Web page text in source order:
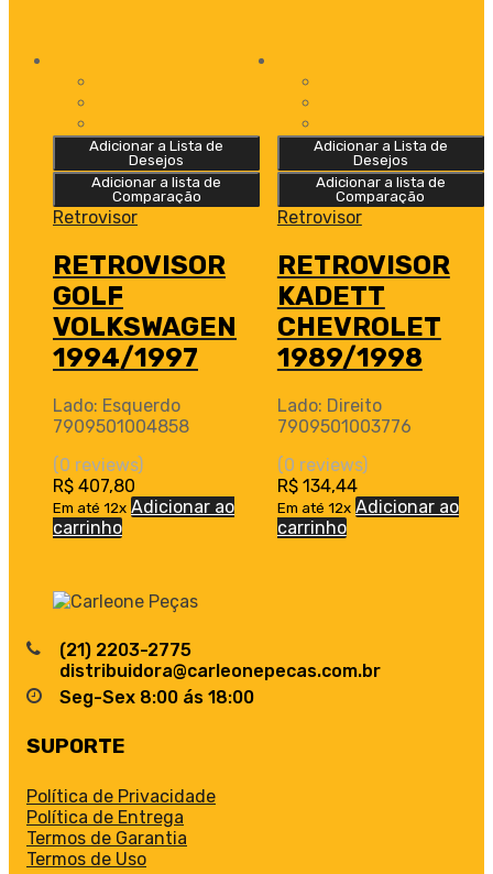
Adicionar a Lista de
Desejos
Adicionar a lista de
Comparação
Retrovisor
RETROVISOR
GOLF
VOLKSWAGEN
1994/1997
Lado: Esquerdo
7909501004858
(0 reviews)
R$ 407,80
Em até 12x Adicionar ao
carrinho
Adicionar a Lista de
Desejos
Adicionar a lista de
Comparação
Retrovisor
RETROVISOR
KADETT
CHEVROLET
1989/1998
Lado: Direito
7909501003776
(0 reviews)
R$134,44
Em até 12x Adicionar ao
carrinho
(21) 2203-2775
distribuidora@carleonepecas.com.br
Seg-Sex 8:00 ás 18:00
SUPORTE
Política de Privacidade
Política de Entrega
Termos de Garantia
Termos de Uso